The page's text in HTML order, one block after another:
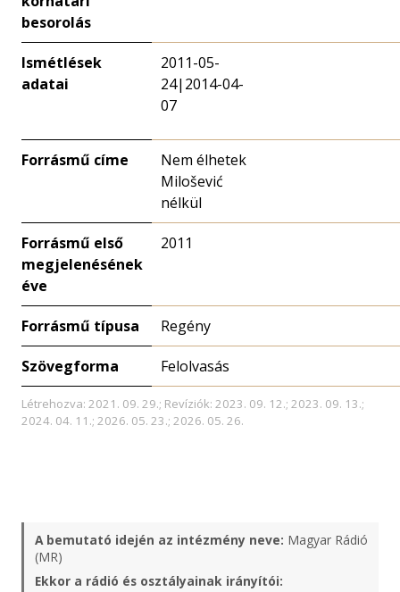
besorolás
Ismétlések
adatai
2011-05-
24|2014-04-
07
Forrásmű címe
Nem élhetek
Milošević
nélkül
Forrásmű első
megjelenésének
éve
2011
Forrásmű típusa Regény
Szövegforma Felolvasás
Létrehozva: 2021. 09. 29.; Revíziók: 2023. 09. 12.; 2023. 09. 13.;
2024. 04. 11.; 2026. 05. 23.; 2026. 05. 26.
A bemutató idején az intézmény neve: Magyar Rádió
(MR)
Ekkor a rádió és osztályainak irányítói: